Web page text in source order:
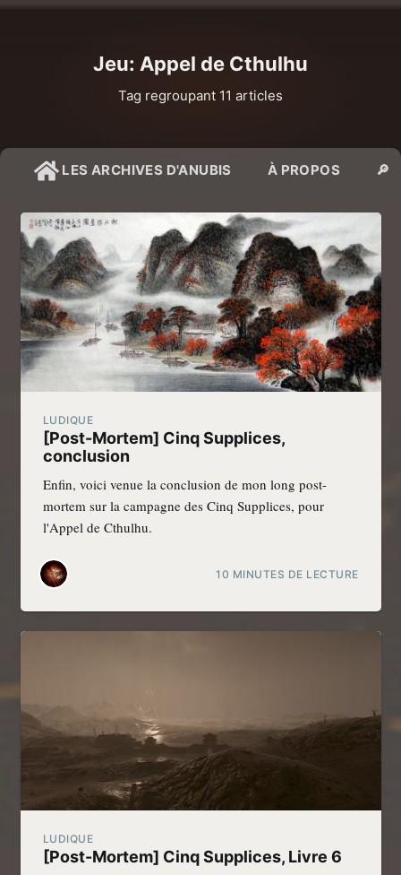
LES ARCHIVES D'ANUBIS À PROPOS 🔎
Jeu: Appel de Cthulhu
Tag regroupant 11 articles
LUDIQUE
[Post-Mortem] Cinq Supplices,
conclusion
Enfin, voici venue la conclusion de mon long post-
mortem sur la campagne des Cinq Supplices, pour
l'Appel de Cthulhu.
10 MINUTES DE LECTURE
LUDIQUE
[Post-Mortem] Cinq Supplices, Livre 6